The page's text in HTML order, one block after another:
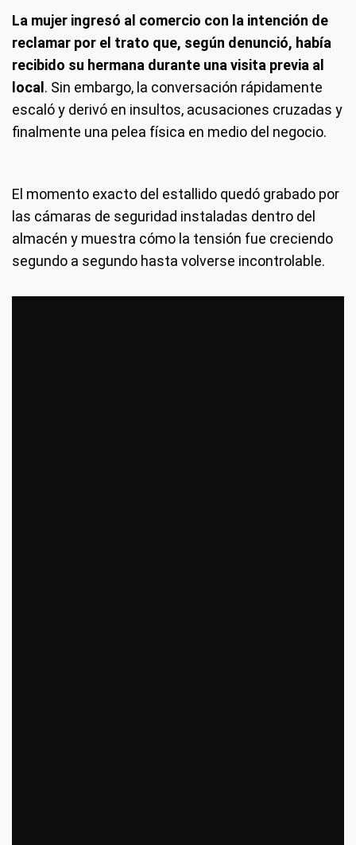
La mujer ingresó al comercio con la intención de
reclamar por el trato que, según denunció, había
recibido su hermana durante una visita previa al
local . Sin embargo, la conversación rápidamente
escaló y derivó en insultos, acusaciones cruzadas y
finalmente una pelea física en medio del negocio.
El momento exacto del estallido quedó grabado por
las cámaras de seguridad instaladas dentro del
almacén y muestra cómo la tensión fue creciendo
segundo a segundo hasta volverse incontrolable.